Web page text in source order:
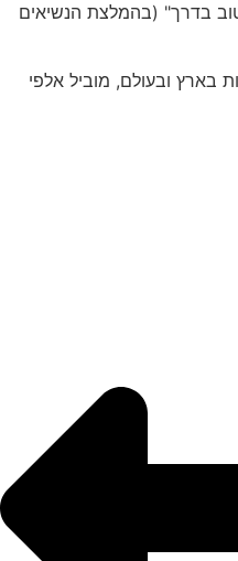
בדרך" (בהמלצת הנשיאים
בארץ ובעולם, מוביל אלפי